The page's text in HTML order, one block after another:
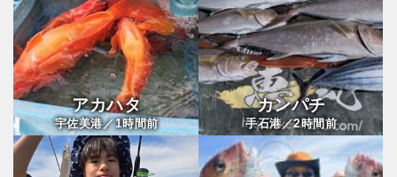
アカハタ
宇佐美港／1時間前
カンパチ
手石港／2時間前